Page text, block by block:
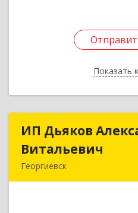
Показать
ИП Дьяков
Витальевич
Георгиевск
ИП